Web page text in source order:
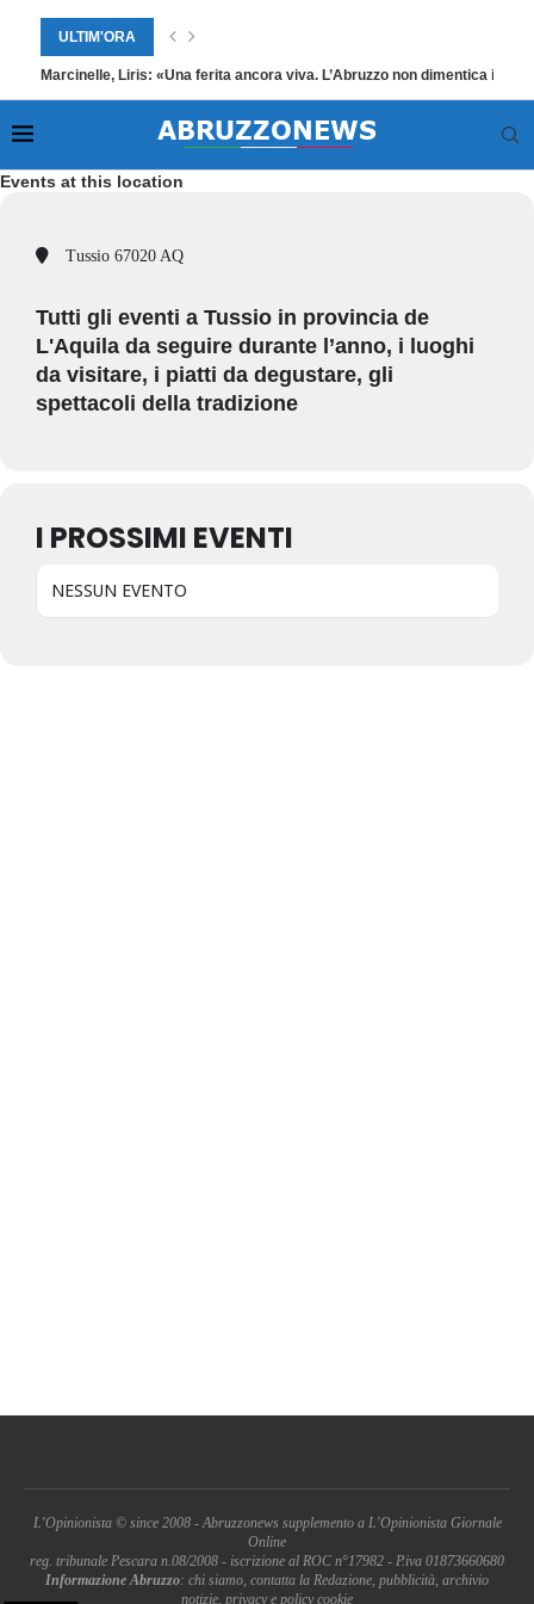
ULTIM'ORA
Marcinelle, Liris: «Una ferita ancora viva. L’Abruzzo non dimentica i suoi
Events at this location
Tussio 67020 AQ
Tutti gli eventi a Tussio in provincia de
L'Aquila da seguire durante l’anno, i luoghi
da visitare, i piatti da degustare, gli
spettacoli della tradizione
I PROSSIMI EVENTI
NESSUN EVENTO
L'Opinionista © since 2008 - Abruzzonews supplemento a L'Opinionista Giornale
Online
reg. tribunale Pescara n.08/2008 - iscrizione al ROC n°17982 - P.iva 01873660680
Informazione Abruzzo: chi siamo, contatta la Redazione, pubblicità, archivio
notizie, privacy e policy cookie